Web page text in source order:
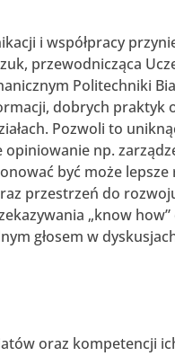
i współpracy
przewodnicząca
Politechniki
dobrych praktyk
Pozwoli to
np.
być może lepsze
przestrzeń do
„know
głosem w
oraz kompetencji